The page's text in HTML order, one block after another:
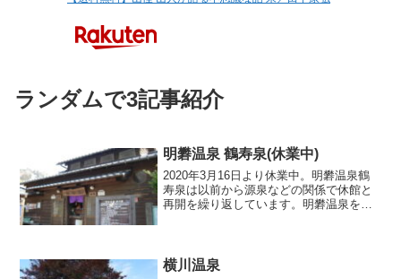
ランダムで3記事紹介
明礬温泉 鶴寿泉(休業中)
2020年3月16日より休業中。明礬温泉鶴
寿泉は以前から源泉などの関係で休館と
再開を繰り返しています。明礬温泉を訪
ぶり...
横川温泉